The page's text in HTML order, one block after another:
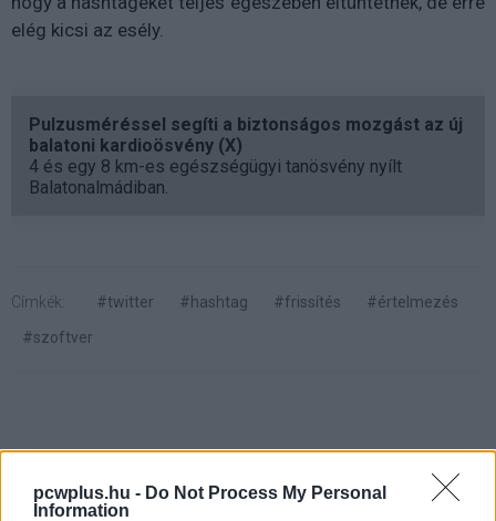
pcwplus.hu - Do Not Process My Personal
Information
elég kicsi az esély.
Pulzusméréssel segíti a biztonságos mozgást az új
balatoni kardioösvény (X)
4 és egy 8 km-es egészségügyi tanösvény nyílt
Balatonalmádiban.
Címkék: #twitter #hashtag #frissítés
#értelmezés
#szoftver
Google Workshop: Tervezd meg